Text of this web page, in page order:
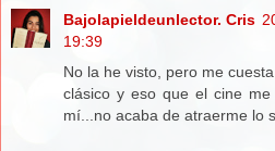
Bajolapieldeunlector. Cris
19:39
No la he visto, pero me
clásico y eso que el cine
mí...no acaba de atraerme lo